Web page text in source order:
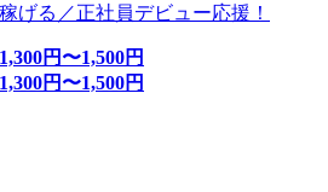
げる／正社員デビュー応援！
1,300円〜1,500円
1,300円〜1,500円